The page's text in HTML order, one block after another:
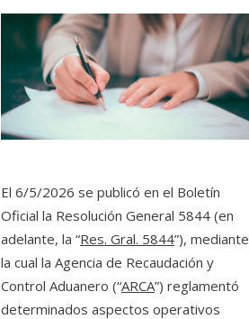
El 6/5/2026 se publicó en el Boletín
Oficial la Resolución General 5844 (en
adelante, la “Res. Gral. 5844”), mediante
la cual la Agencia de Recaudación y
Control Aduanero (“ARCA”) reglamentó
determinados aspectos operativos